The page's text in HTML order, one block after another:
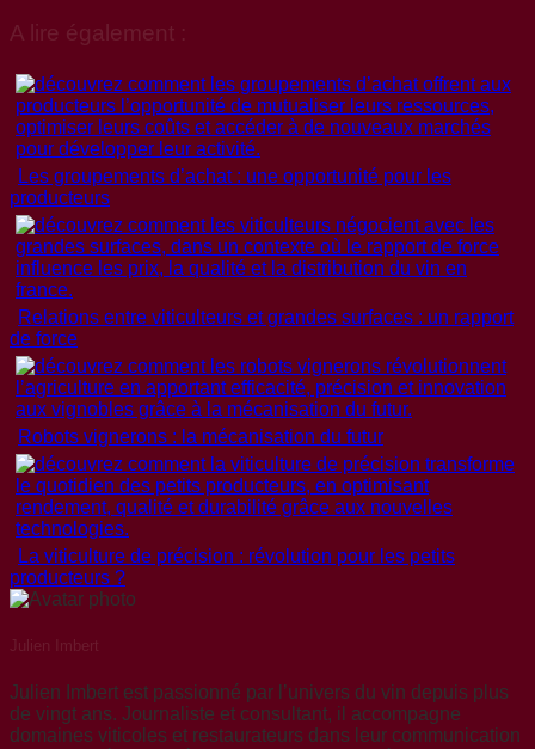
A lire également :
Les groupements d’achat : une opportunité pour les
producteurs
Relations entre viticulteurs et grandes surfaces : un rapport
de force
Robots vignerons : la mécanisation du futur
La viticulture de précision : révolution pour les petits
producteurs ?
Julien Imbert
Julien Imbert est passionné par l’univers du vin depuis plus
de vingt ans. Journaliste et consultant, il accompagne
domaines viticoles et restaurateurs dans leur communication